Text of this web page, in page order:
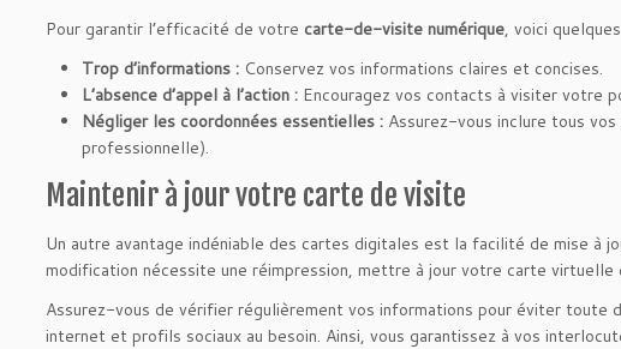
Pour garantir l’efficacité de votre carte-de-visite numérique, voici
Trop d’informations : Conservez vos informations claires et concises.
L’absence d’appel à l’action : Encouragez vos contacts à visiter votre
Négliger les coordonnées essentielles : Assurez-vous inclure tous
professionnelle).
Maintenir à jour votre carte de visite
Un autre avantage indéniable des cartes digitales est la facilité de mise à
modification nécessite une réimpression, mettre à jour votre carte virtuelle
Assurez-vous de vérifier régulièrement vos informations pour éviter toute
internet et profils sociaux au besoin. Ainsi, vous garantissez à vos